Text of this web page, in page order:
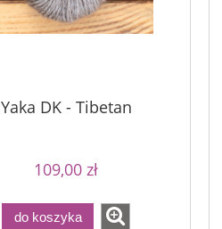
- Raspberry Sorbet
79,00 zł
regularna:94,00 zł
Yaka DK - Tibetan
109,00 zł
do koszyka